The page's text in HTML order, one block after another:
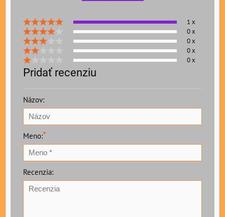
1 x
0 x
0 x
0 x
0 x
Pridať recenziu
Názov:
Meno:*
Recenzia: